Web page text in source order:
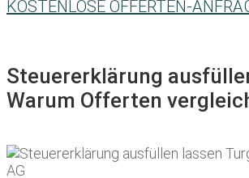
KOSTENLOSE OFFERTEN-
Steuererklärung
Warum Offerten